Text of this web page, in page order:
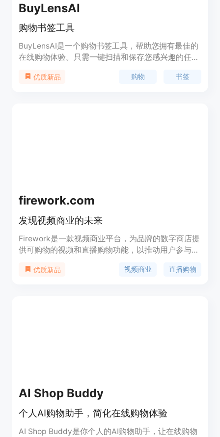
BuyLensAI
购物书签工具
BuyLensAI是一个购物书签工具，帮助您拥有最佳的
在线购物体验。只需一键扫描和保存您感兴趣的任何
总部，和朋友和家人一起分享您的发现。
优质新品 购物 书签
firework.com
发现视频商业的未来
Firework是一款视频商业平台，为品牌的数字商店提
供可购物的视频和直播购物功能，以推动用户参与和
优质新品 视频商业 直播购物
AI Shop Buddy
个人AI购物助手，简化在线购物体验
AI Shop Buddy是你个人的AI购物助手，让在线购物